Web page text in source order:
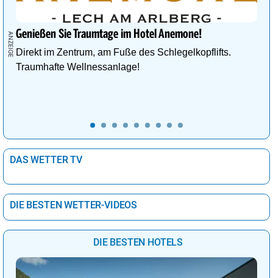
Genießen Sie Traumtage im Hotel Anemone!
Direkt im Zentrum, am Fuße des Schlegelkopflifts.
Traumhafte Wellnessanlage!
DAS WETTER TV
DIE BESTEN WETTER-VIDEOS
DIE BESTEN HOTELS